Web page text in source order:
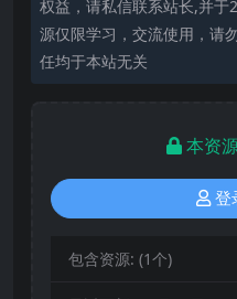
权益，请私信联系站长,并于
源仅限学习，交流使用，请
任均于本站无关
本资
登
包含资源: (1个)